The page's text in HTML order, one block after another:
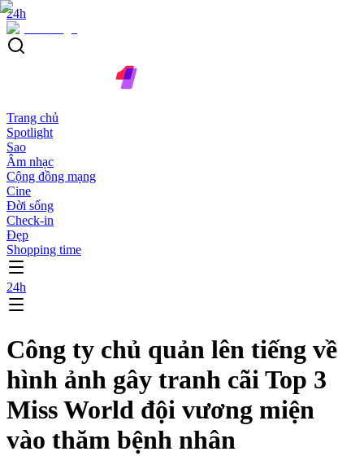
24h
Trang chủ
Spotlight
Sao
Âm nhạc
Cộng đồng mạng
Cine
Đời sống
Check-in
Đẹp
Shopping time
24h
Công ty chủ quản lên tiếng về
hình ảnh gây tranh cãi Top 3
Miss World đội vương miện
vào thăm bệnh nhân